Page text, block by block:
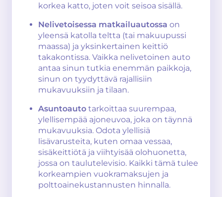
korkea katto, joten voit seisoa sisällä.
Nelivetoisessa matkailuautossa on
yleensä katolla teltta (tai makuupussi
maassa) ja yksinkertainen keittiö
takakontissa. Vaikka nelivetoinen auto
antaa sinun tutkia enemmän paikkoja,
sinun on tyydyttävä rajallisiin
mukavuuksiin ja tilaan.
Asuntoauto tarkoittaa suurempaa,
ylellisempää ajoneuvoa, joka on täynnä
mukavuuksia. Odota ylellisiä
lisävarusteita, kuten omaa vessaa,
sisäkeittiötä ja viihtyisää olohuonetta,
jossa on taulutelevisio. Kaikki tämä tulee
korkeampien vuokramaksujen ja
polttoainekustannusten hinnalla.